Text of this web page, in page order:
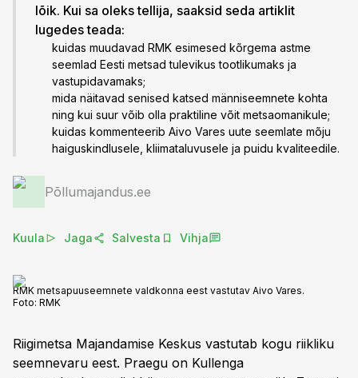
lõik. Kui sa oleks tellija, saaksid seda artiklit
lugedes teada:
kuidas muudavad RMK esimesed kõrgema astme
seemlad Eesti metsad tulevikus tootlikumaks ja
vastupidavamaks;
mida näitavad senised katsed männiseemnete kohta
ning kui suur võib olla praktiline võit metsaomanikule;
kuidas kommenteerib Aivo Vares uute seemlate mõju
haiguskindlusele, kliimataluvusele ja puidu kvaliteedile.
Põllumajandus.ee
Kuula Jaga Salvesta Vihja
RMK metsapuuseemnete valdkonna eest vastutav Aivo Vares.
Foto: RMK
Riigimetsa Majandamise Keskus vastutab kogu riikliku
seemnevaru eest. Praegu on Kullenga